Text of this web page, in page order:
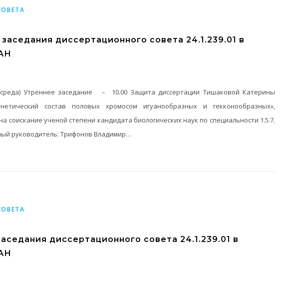
диссертационного совета 24.1.239.01 в
Утреннее заседание – 10.00 Защита диссертации Тишаковой Катерины
состав половых хромосом игуанообразных и гекконообразных»,
соискание ученой степени кандидата биологических наук по специальности 1.5.7.
руководитель: Трифонов Владимир…
диссертационного совета 24.1.239.01 в